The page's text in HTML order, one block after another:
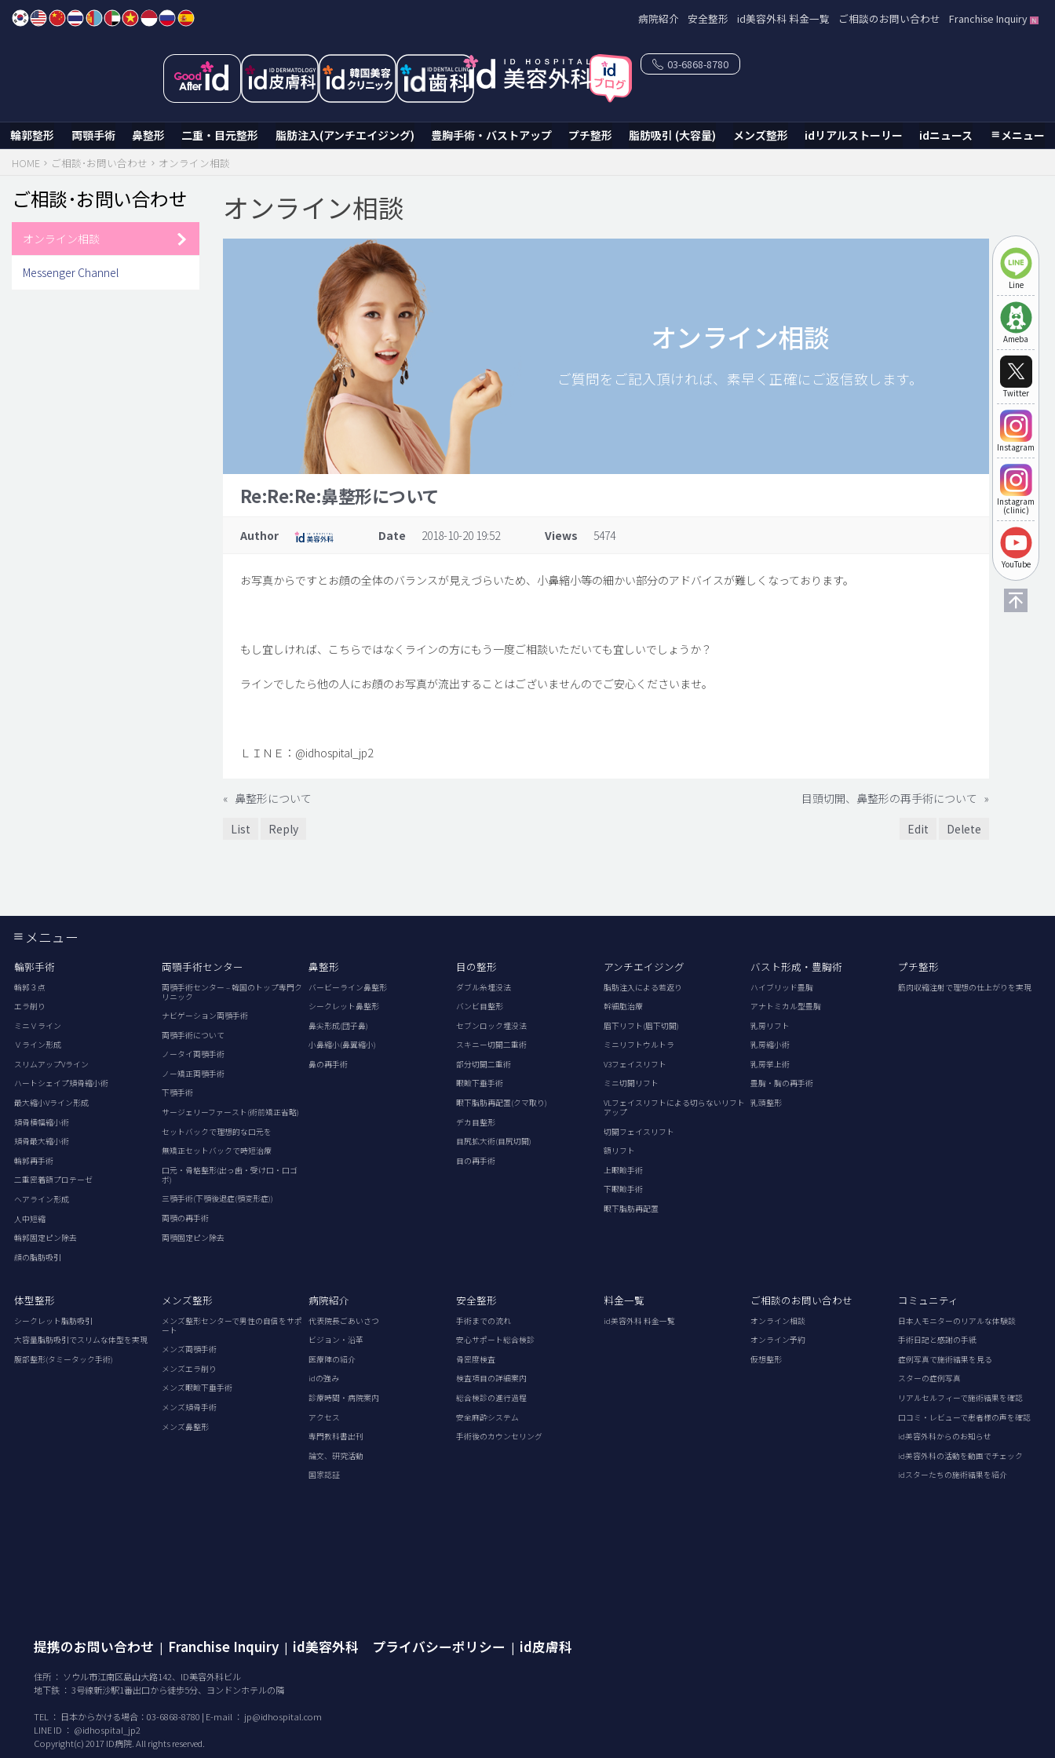
Skip
病院紹介 安全整形 id美容外科 料金一覧 ご相談のお問い合わせ Franchise Inquiry
輪郭整形 両顎手術 鼻整形 二重・目元整形 脂肪注入(アンチエイジング) 豊胸手術・バストアップ プチ整形 脂肪吸引 (大容量) メンズ整形 idリアルストーリー idニュース メニュー
03-6868-8780
Line
Ameba
Twitter
Instagram
Instagram
(clinic)
YouTube
HOME ご相談･お問い合わせ オンライン相談
オンライン相談
オンライン相談
ご質問をご記入頂ければ、素早く正確にご返信致します。
Re:Re:Re:鼻整形について
Author Date 2018-10-20 19:52 Views 5474
お写真からですとお顔の全体のバランスが見えづらいため、小鼻縮小等の細かい部分のアドバイスが難しくなっております。
もし宜しければ、こちらではなくラインの方にもう一度ご相談いただいても宜しいでしょうか？
ラインでしたら他の人にお顔のお写真が流出することはございませんのでご安心くださいませ。
ＬＩＮＥ：@idhospital_jp2
« 鼻整形について 目頭切開、鼻整形の再手術について »
List
Reply Edit Delete
ご相談･お問い合わせ
オンライン相談
Messenger Channel
メニュー
輪郭手術
輪郭３点
エラ削り
ミニＶライン
Ｖライン形成
スリムアップVライン
ハートシェイプ頬骨縮小術
最大縮小Vライン形成
頬骨横幅縮小術
頬骨最大縮小術
輪郭再手術
二重密着額プロテーゼ
ヘアライン形成
人中短縮
輪郭固定ピン除去
顔の脂肪吸引
両顎手術センター
両顎手術センター – 韓国のトップ専門ク
リニック
ナビゲーション両顎手術
両顎手術について
ノータイ両顎手術
ノー矯正両顎手術
下顎手術
サージェリーファースト(術前矯正省略)
セットバックで理想的な口元を
無矯正セットバックで時短治療
口元・骨格整形(出っ歯・受け口・口ゴ
ボ)
三顎手術(下顎後退症(顎変形症))
両顎の再手術
両顎固定ピン除去
鼻整形
バービーライン鼻整形
シークレット鼻整形
鼻尖形成(団子鼻)
小鼻縮小(鼻翼縮小)
鼻の再手術
目の整形
ダブル糸埋没法
バンビ目整形
セブンロック埋没法
スキニー切開二重術
部分切開二重術
眼瞼下垂手術
眼下脂肪再配置(クマ取り)
デカ目整形
目尻拡大術(目尻切開)
目の再手術
アンチエイジング
脂肪注入による若返り
幹細胞治療
眉下リフト(眉下切開)
ミニリフトウルトラ
V3フェイスリフト
ミニ切開リフト
VLフェイスリフトによる切らないリフト
アップ
切開フェイスリフト
額リフト
上眼瞼手術
下眼瞼手術
眼下脂肪再配置
バスト形成・豊胸術
ハイブリッド豊胸
アナトミカル型豊胸
乳房リフト
乳房縮小術
乳房挙上術
豊胸・胸の再手術
乳頭整形
プチ整形
筋肉収縮注射で理想の仕上がりを実現
体型整形
シークレット脂肪吸引
大容量脂肪吸引でスリムな体型を実現
腹部整形(タミータック手術)
メンズ整形
メンズ整形センターで男性の自信をサポ
ート
メンズ両顎手術
メンズエラ削り
メンズ眼瞼下垂手術
メンズ頬骨手術
メンズ鼻整形
病院紹介
代表院長ごあいさつ
ビジョン・沿革
医療陣の紹介
idの強み
診療時間・病院案内
アクセス
専門教科書出刊
論文、研究活動
国家認証
安全整形
手術までの流れ
安心サポート総合検診
骨密度検査
検査項目の詳細案内
総合検診の進行過程
安全麻酔システム
手術後のカウンセリング
料金一覧
id美容外科 料金一覧
ご相談のお問い合わせ
オンライン相談
オンライン予約
仮想整形
コミュニティ
日本人モニターのリアルな体験談
手術日記と感謝の手紙
症例写真で施術結果を見る
スターの症例写真
リアルセルフィーで施術結果を確認
口コミ・レビューで患者様の声を確認
id美容外科からのお知らせ
id美容外科の活動を動画でチェック
idスターたちの施術結果を紹介
提携のお問い合わせ | Franchise Inquiry | id美容外科 プライバシーポリシー | id皮膚科
住所 ： ソウル市江南区島山大路142、ID美容外科ビル
地下鉄 ： 3号線新沙駅1番出口から徒歩5分、ヨンドンホテルの隣
TEL ： 日本からかける場合：03-6868-8780 | E-mail ： jp@idhospital.com
LINE ID ： @idhospital_jp2
Copyright(c) 2017 ID病院. All rights reserved.